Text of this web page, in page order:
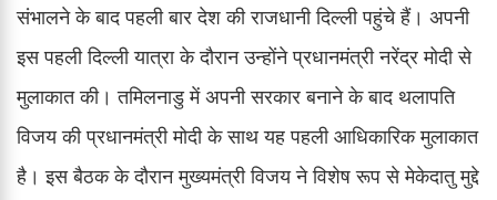
संभालने के बाद पहली बार देश की राजधानी दिल्ली पहुंचे हैं। अपनी
इस पहली दिल्ली यात्रा के दौरान उन्होंने प्रधानमंत्री नरेंद्र मोदी से
मुलाकात की। तमिलनाडु में अपनी सरकार बनाने के बाद थलापति
विजय की प्रधानमंत्री मोदी के साथ यह पहली आधिकारिक मुलाकात
है। इस बैठक के दौरान मुख्यमंत्री विजय ने विशेष रूप से मेकेदातु मुद्दे